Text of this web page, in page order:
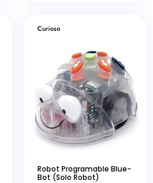
Curioso
Robot Programable Blue-
Bot (Solo Robot)